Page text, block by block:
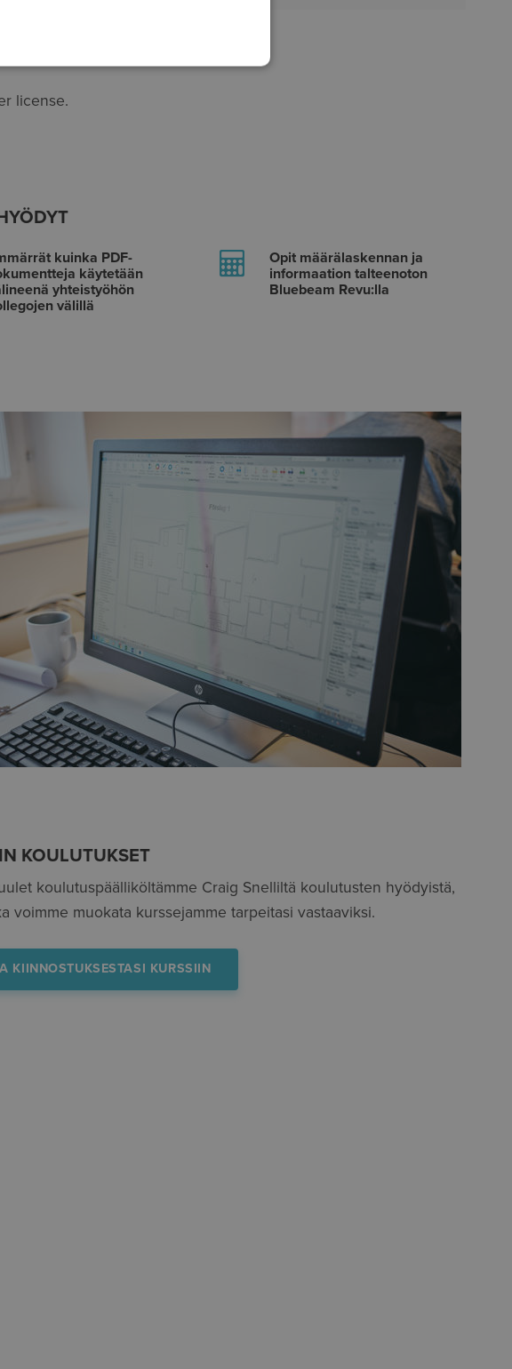
license.
kuinka PDF-
käytetään
yhteistyöhön
välillä
Opit määrälaskennan ja
informaation talteenoton
Bluebeam Revu:lla
KOULUTUKSET
koulutuspäälliköltämme Craig Snelliltä koulutusten hyödyistä,
voimme muokata kurssejamme tarpeitasi vastaaviksi.
KIINNOSTUKSESTASI KURSSIIN